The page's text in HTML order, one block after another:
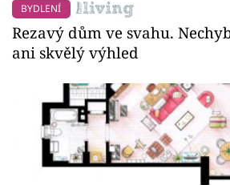
BYDLENÍ
Rezavý dům ve svahu.
ani skvělý výhled